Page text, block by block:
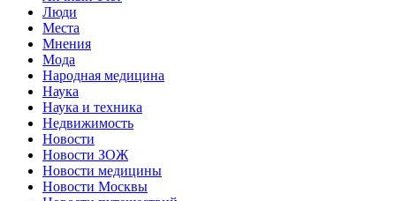
Люди
Места
Мнения
Мода
Народная медицина
Наука
Наука и техника
Недвижимость
Новости
Новости ЗОЖ
Новости медицины
Новости Москвы